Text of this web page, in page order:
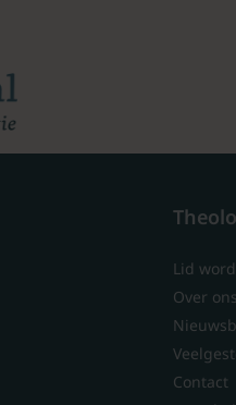
Lid
Over ons
Contact